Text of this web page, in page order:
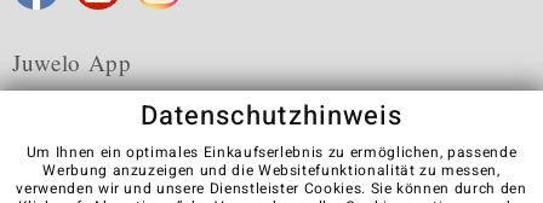
Juwelo App
Karriere AGB Datenschutz Cookies Impressum
Datenschutzhinweis
Um Ihnen ein optimales Einkaufserlebnis zu ermöglichen, passende
Werbung anzuzeigen und die Websitefunktionalität zu messen,
verwenden wir und unsere Dienstleister Cookies. Sie können durch den